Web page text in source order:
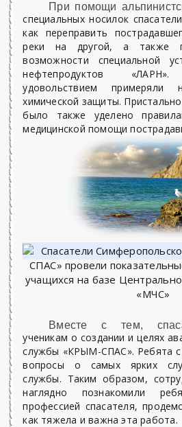
При помощи
специальных носилок
как переправить
реки на другой, а также
возможности специальной
нефтепродуктов
удовольствием
химической защиты.
было также уделено
медицинской помощи
Вместе с тем,
ученикам о создании и целях
службы «КРЫМ-СПАС». Ребята с
вопросы о самых ярких
службы. Таким образом,
наглядно познакомили
профессией спасателя,
как тяжела и важна эта работа.